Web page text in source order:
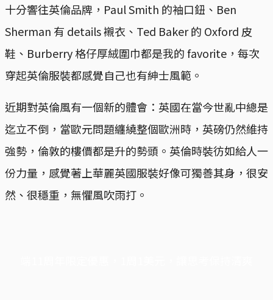
十分響往英倫品牌，Paul Smith 的袖口鈕、Ben
Sherman 有 details 襯衣、Ted Baker 的 Oxford 皮
鞋、Burberry 格仔厚絨圍巾都是我的 favorite，每次
穿起英倫服裝都感覺自己也有紳士風範。
近期對英倫風有一個新的體會：英國在當今世亂中總是
迄立不倒，當歐元問題纏繞整個歐洲時，英磅仍然維持
強勢，倫敦的樓價都是升的勢頭。英倫時裝彷如給人一
份力量，感覺著上華麗英國服裝好像可獨善其身，很安
然、很穩重，無懼風吹雨打。